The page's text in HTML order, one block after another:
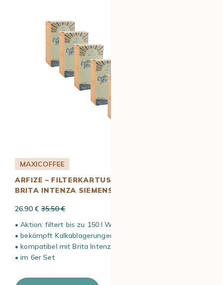
MAXICOFFEE
ARFIZE – FILTERKARTUSCHE KOMPATIBEL MIT
BRITA INTENZA SIEMENS X 6
26.90 € 35.50 €
• Aktion: filtert bis zu 150 l Wasser
• bekämpft Kalkablagerungen
• kompatibel mit Brita Intenza Siemens
• im 6er Set